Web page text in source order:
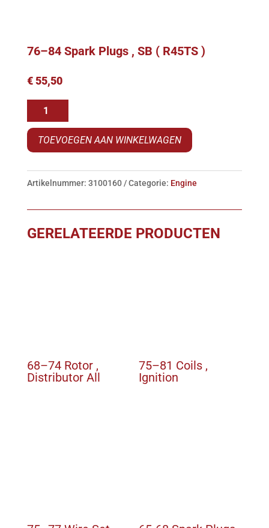
76–84 Spark Plugs , SB ( R45TS )
€55,50
-84
Spark
,
(
R45TS
)
TOEVOEGEN AAN WINKELWAGEN
Artikelnummer: 3100160 Categorie: Engine
GERELATEERDE PRODUCTEN
68–74 Rotor ,
Distributor All
75–81 Coils ,
Ignition